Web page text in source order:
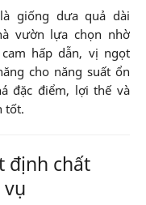
giống dưa quả dài
vườn lựa chọn nhờ
hấp dẫn, vị ngọt
cho năng suất ổn
đặc điểm, lợi thế và
tốt.
định chất